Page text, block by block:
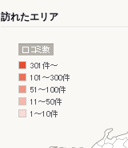
訪れたエリア